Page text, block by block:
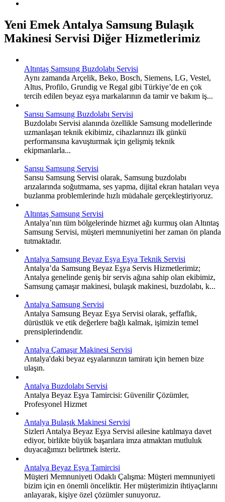
Yeni Emek Antalya Samsung Bulaşık
Makinesi Servisi Diğer Hizmetlerimiz
Altıntaş Samsung Buzdolabı Servisi
Aynı zamanda Arçelik, Beko, Bosch, Siemens, LG, Vestel,
Altus, Profilo, Grundig ve Regal gibi Türkiye’de en çok
tercih edilen beyaz eşya markalarının da tamir ve bakım iş...
Sarısu Samsung Buzdolabı Servisi
Buzdolabı Servisi alanında özellikle Samsung modellerinde
uzmanlaşan teknik ekibimiz, cihazlarınızı ilk günkü
performansına kavuşturmak için gelişmiş teknik
ekipmanlarla...
Sarısu Samsung Servisi
Sarısu Samsung Servisi olarak, Samsung buzdolabı
arızalarında soğutmama, ses yapma, dijital ekran hataları veya
buzlanma problemlerinde hızlı müdahale gerçekleştiriyoruz.
Altıntaş Samsung Servisi
Antalya’nın tüm bölgelerinde hizmet ağı kurmuş olan Altıntaş
Samsung Servisi, müşteri memnuniyetini her zaman ön planda
tutmaktadır.
Antalya Samsung Beyaz Eşya Eşya Teknik Servisi
Antalya’da Samsung Beyaz Eşya Servis Hizmetlerimiz;
Antalya genelinde geniş bir servis ağına sahip olan ekibimiz,
Samsung çamaşır makinesi, bulaşık makinesi, buzdolabı, k...
Antalya Samsung Servisi
Antalya Samsung Beyaz Eşya Servisi olarak, şeffaflık,
dürüstlük ve etik değerlere bağlı kalmak, işimizin temel
prensiplerindendir.
Antalya Çamaşır Makinesi Servisi
Antalya'daki beyaz eşyalarınızın tamiratı için hemen bize
ulaşın.
Antalya Buzdolabı Servisi
Antalya Beyaz Eşya Tamircisi: Güvenilir Çözümler,
Profesyonel Hizmet
Antalya Bulaşık Makinesi Servisi
Sizleri Antalya Beyaz Eşya Servisi ailesine katılmaya davet
ediyor, birlikte büyük başarılara imza atmaktan mutluluk
duyacağımızı belirtmek isteriz.
Antalya Beyaz Eşya Tamircisi
Müşteri Memnuniyeti Odaklı Çalışma: Müşteri memnuniyeti
bizim için en önemli önceliktir. Her müşterimizin ihtiyaçlarını
anlayarak, kişiye özel çözümler sunuyoruz.